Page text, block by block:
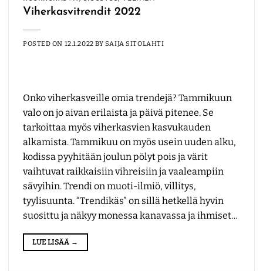
Viherkasvitrendit 2022
POSTED ON 12.1.2022 BY SAIJA SITOLAHTI
Onko viherkasveille omia trendejä? Tammikuun
valo on jo aivan erilaista ja päivä pitenee. Se
tarkoittaa myös viherkasvien kasvukauden
alkamista. Tammikuu on myös usein uuden alku,
kodissa pyyhitään joulun pölyt pois ja värit
vaihtuvat raikkaisiin vihreisiin ja vaaleampiin
sävyihin. Trendi on muoti-ilmiö, villitys,
tyylisuunta. “Trendikäs” on sillä hetkellä hyvin
suosittu ja näkyy monessa kanavassa ja ihmiset…
LUE LISÄÄ →